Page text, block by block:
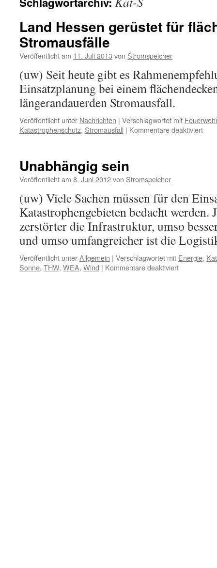
Land Hessen gerüstet für
Stromausfälle
Veröffentlicht am 11. Juli 2013 von Stromspeicher
(uw) Seit heute gibt es
Einsatzplanung bei einem
längerandauerden Stromausfall.
Veröffentlicht unter Nachrichten | Verschlagwortet mit Feuerwehr
Katastrophenschutz, Stromausfall | Kommentare deaktiviertfür
Unabhängig sein
Veröffentlicht am 8. Juni 2012von Stromspeicher
(uw) Viele Sachen müssen für den
Katastrophengebieten bedacht werden.
zerstörter die Infrastruktur, umso
und umso umfangreicher ist die
Veröffentlicht unterAllgemein | Verschlagwortet mit Energie,
Sonne, THW, WEA, Wind | Kommentare deaktiviertfür